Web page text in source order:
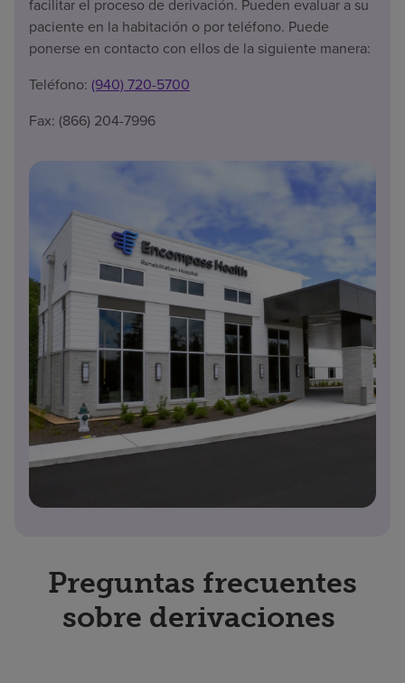
facilitar el proceso de derivación. Pueden evaluar a su
paciente en la habitación o por teléfono. Puede
ponerse en contacto con ellos de la siguiente manera:
Teléfono: (940) 720-5700
Fax: (866) 204-7996
Preguntas frecuentes
sobre derivaciones